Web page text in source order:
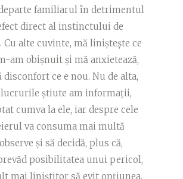
familiarul în detrimentul
direct al instinctului de
Cu alte cuvinte, mă liniștește ce
am obișnuit și mă anxietează,
disconfort ce e nou. Nu de alta,
lucrurile știute am informații,
cumva la ele, iar despre cele
va consuma mai multă
și să decidă, plus că,
posibilitatea unui pericol,
mai liniștitor să evit opțiunea.